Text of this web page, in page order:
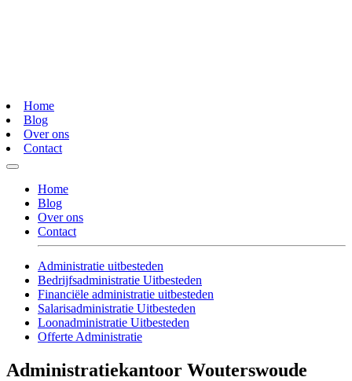
Home
Blog
Over ons
Contact
Home
Blog
Over ons
Contact
Administratie uitbesteden
Bedrijfsadministratie Uitbesteden
Financiële administratie uitbesteden
Salarisadministratie Uitbesteden
Loonadministratie Uitbesteden
Offerte Administratie
Administratiekantoor Wouterswoude